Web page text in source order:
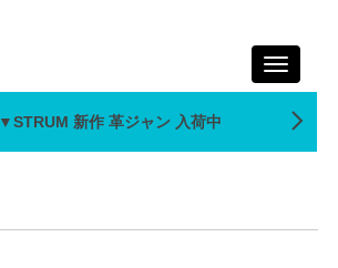
Toggle
▼STRUM 新作 革ジャン 入荷中